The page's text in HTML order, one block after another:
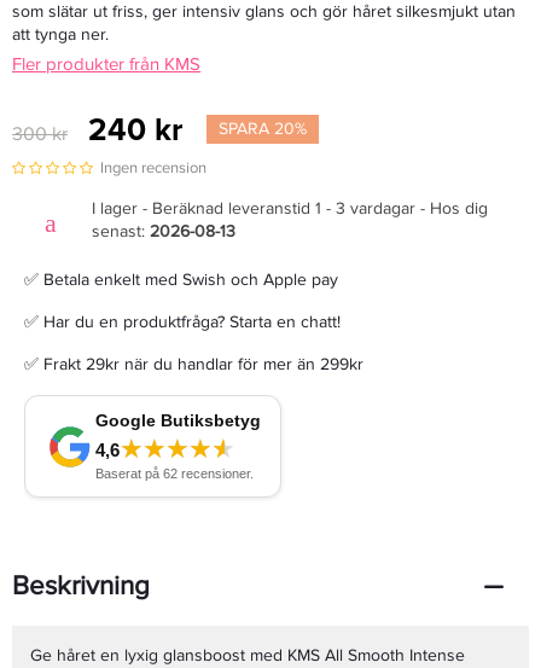
som slätar ut friss, ger intensiv glans och gör håret silkesmjukt utan
att tynga ner.
Fler produkter från KMS
300 kr 240 kr SPARA 20%
Ingen recension
I lager - Beräknad leveranstid 1 - 3 vardagar - Hos dig
senast: 2026-08-13
✅ Betala enkelt med Swish och Apple pay
✅ Har du en produktfråga? Starta en chatt!
✅ Frakt 29kr när du handlar för mer än 299kr
Beskrivning
Ge håret en lyxig glansboost med KMS All Smooth Intense